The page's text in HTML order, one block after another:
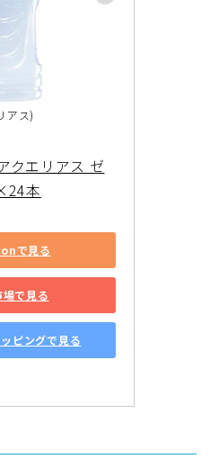
アス)
クエリアス ゼ
本
で見る
で見る
ピングで見る